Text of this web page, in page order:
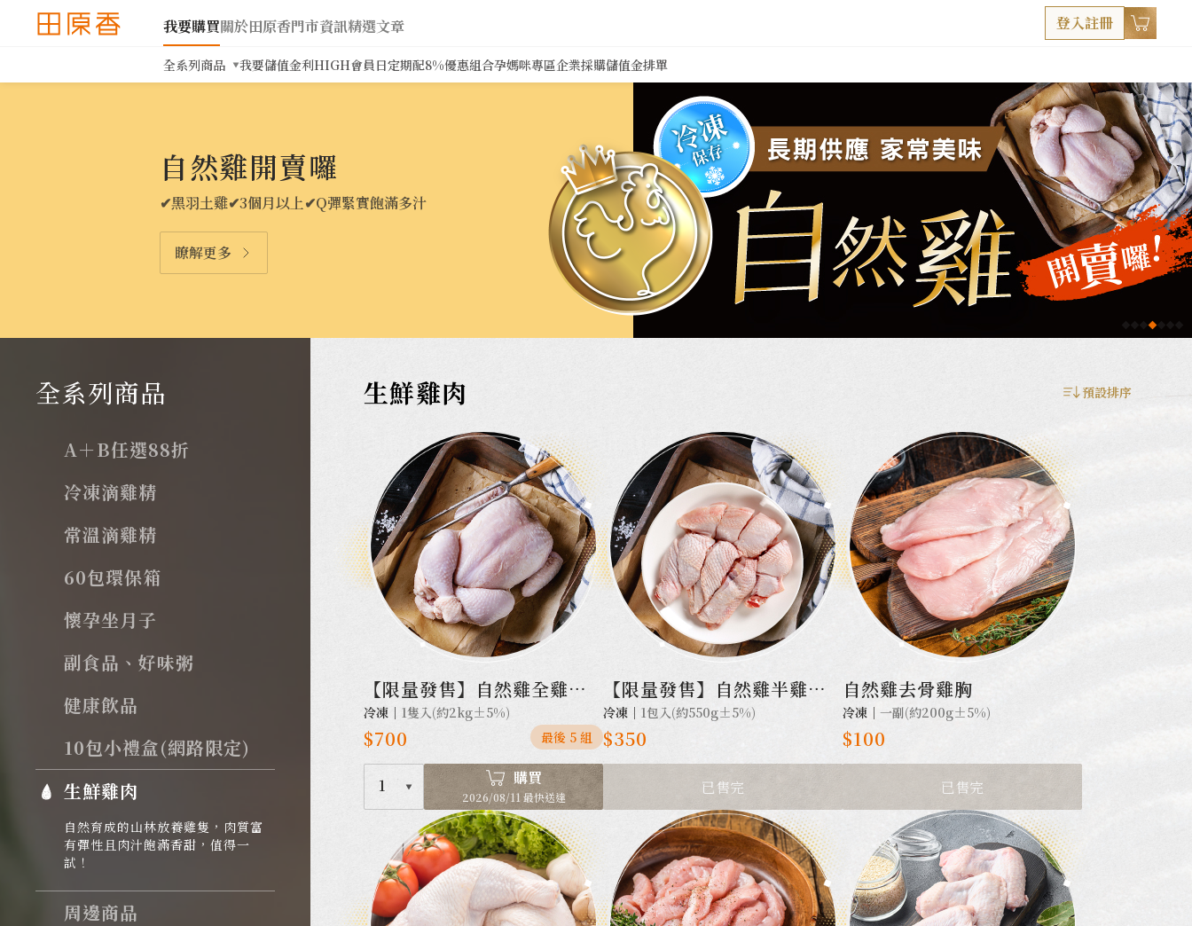
我要購買關於田原香門市資訊精選文章 登入註冊
全系列商品 我要儲值金利HIGH會員日定期配8%優惠組合孕媽咪專區企業採購儲值金排單
評4.9星
原味滴雞精，全台第一個衛福部「健字號」
認證，可有效抗疲勞
全系列商品
A＋B任選88折
冷凍滴雞精
常溫滴雞精
60包環保箱
懷孕坐月子
副食品、好味粥
健康飲品
10包小禮盒(網路限定)
生鮮雞肉
自然育成的山林放養雞隻，肉質富
有彈性且肉汁飽滿香甜，值得一
試！
周邊商品
生鮮雞肉 預設排序
【限量發售】自然雞全雞不
剁
冷凍｜ 1隻入(約2kg±5%)
$700 最後 5 組
1 購買
2026/08/11 最快送達
【限量發售】自然雞半雞切
丁
冷凍｜ 1包入(約550g±5%)
$350
已售完
自然雞去骨雞胸
冷凍｜ 一副(約200g±5%)
$100
已售完